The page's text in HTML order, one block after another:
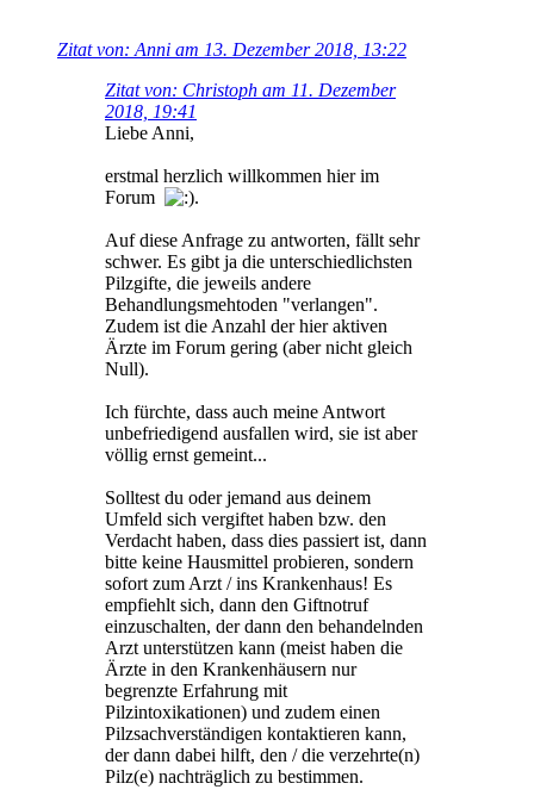
Zitat von: Anni am 13. Dezember 2018, 13:22
Zitat von: Christoph am 11. Dezember
2018, 19:41
Liebe Anni,
erstmal herzlich willkommen hier im
Forum
.
Auf diese Anfrage zu antworten, fällt sehr
schwer. Es gibt ja die unterschiedlichsten
Pilzgifte, die jeweils andere
Behandlungsmehtoden "verlangen".
Zudem ist die Anzahl der hier aktiven
Ärzte im Forum gering (aber nicht gleich
Null).
Ich fürchte, dass auch meine Antwort
unbefriedigend ausfallen wird, sie ist aber
völlig ernst gemeint...
Solltest du oder jemand aus deinem
Umfeld sich vergiftet haben bzw. den
Verdacht haben, dass dies passiert ist, dann
bitte keine Hausmittel probieren, sondern
sofort zum Arzt / ins Krankenhaus! Es
empfiehlt sich, dann den Giftnotruf
einzuschalten, der dann den behandelnden
Arzt unterstützen kann (meist haben die
Ärzte in den Krankenhäusern nur
begrenzte Erfahrung mit
Pilzintoxikationen) und zudem einen
Pilzsachverständigen kontaktieren kann,
der dann dabei hilft, den / die verzehrte(n)
Pilz(e) nachträglich zu bestimmen.